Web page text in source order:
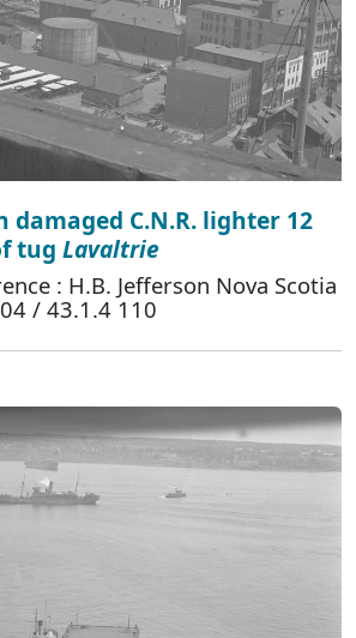
damaged C.N.R. lighter 12
tug Lavaltrie
: H.B. Jefferson Nova Scotia
/ 43.1.4 110